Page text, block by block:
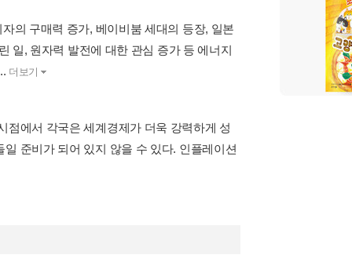
의 구매력 증가, 베이비붐 세대의 등장, 일본
일, 원자력 발전에 대한 관심 증가 등 에너지
더보기
점에서 각국은 세계경제가 더욱 강력하게 성
준비가 되어 있지 않을 수 있다. 인플레이션